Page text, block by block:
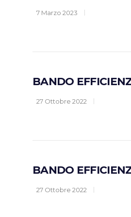
7 Marzo 2023
BANDO
27 Ottobre 2022
BANDO
27 Ottobre 2022